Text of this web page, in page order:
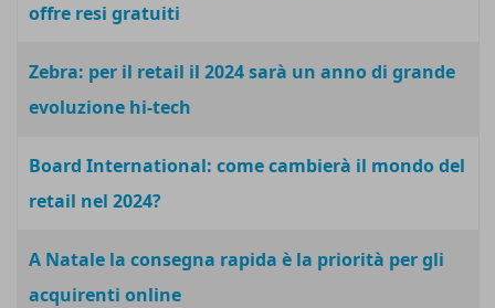
offre resi gratuiti
Zebra: per il retail il 2024 sarà un anno di grande
evoluzione hi-tech
Board International: come cambierà il mondo del
retail nel 2024?
A Natale la consegna rapida è la priorità per gli
acquirenti online